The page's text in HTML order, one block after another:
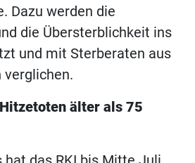
Dazu werden die
die Übersterblichkeit ins
und mit Sterberaten aus
älter als 75